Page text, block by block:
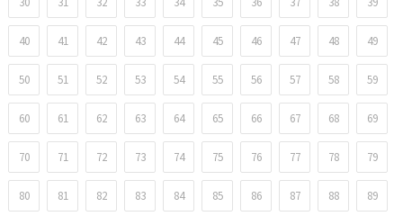
40 41 42 43 44 45 46 47 48 49
50 51 52 53 54 55 56 57 58 59
60 61 62 63 64 65 66 67 68 69
70 71 72 73 74 75 76 77 78 79
80 81 82 83 84 85 86 87 88 89